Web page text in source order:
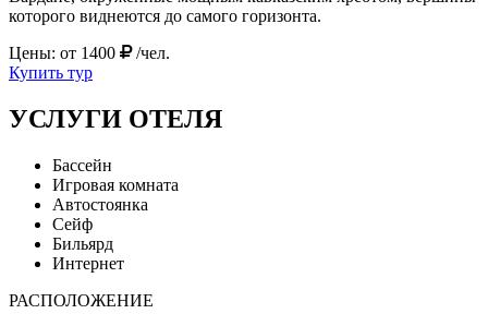
которого виднеются до самого горизонта.
Цены: от 1400
/чел.
Купить тур
УСЛУГИ ОТЕЛЯ
Бассейн
Игровая комната
Автостоянка
Сейф
Бильярд
Интернет
РАСПОЛОЖЕНИЕ